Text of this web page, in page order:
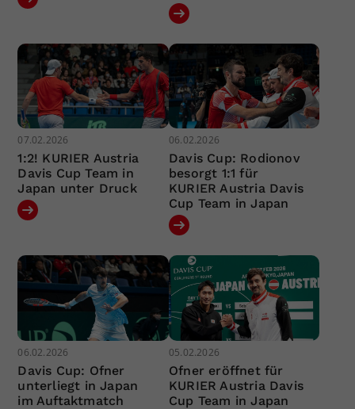
07.02.2026
1:2! KURIER Austria
Davis Cup Team in
Japan unter Druck
06.02.2026
Davis Cup: Rodionov
besorgt 1:1 für
KURIER Austria Davis
Cup Team in Japan
06.02.2026
Davis Cup: Ofner
unterliegt in Japan
im Auftaktmatch
05.02.2026
Ofner eröffnet für
KURIER Austria Davis
Cup Team in Japan